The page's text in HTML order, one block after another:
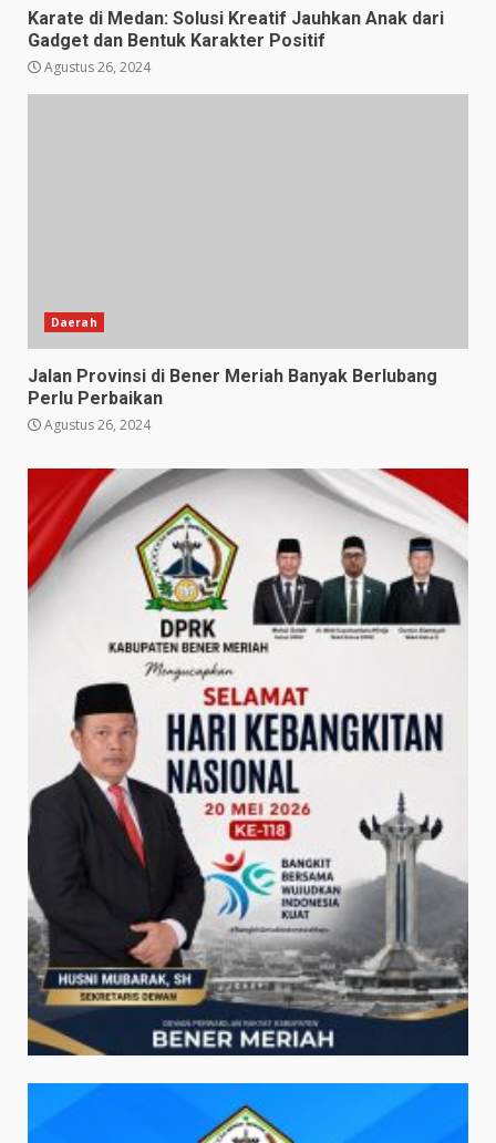
Karate di Medan: Solusi Kreatif Jauhkan Anak dari
Gadget dan Bentuk Karakter Positif
Agustus 26, 2024
Daerah
Jalan Provinsi di Bener Meriah Banyak Berlubang
Perlu Perbaikan
Agustus 26, 2024